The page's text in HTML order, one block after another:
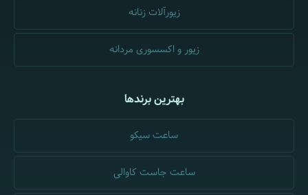
زیورآلات زنانه
زیور و اکسسوری مردانه
بهترین برندها
ساعت سیکو
ساعت جاست کاوالی